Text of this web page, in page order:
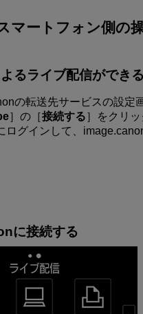
マートフォン側の
るライブ配信ができ
の転送先サービスの設定
］の［接続する］をクリ
ログインして、
に接続する